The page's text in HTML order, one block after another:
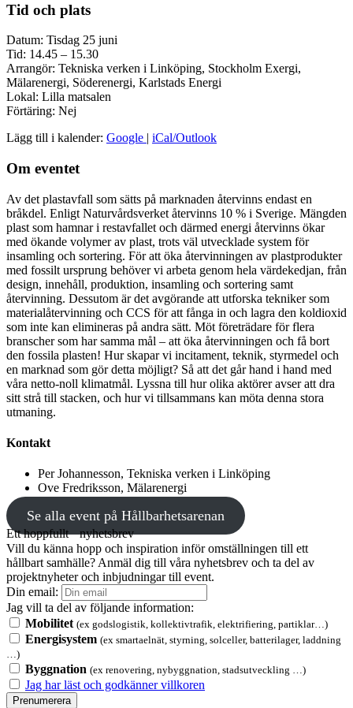
Tid och plats
Datum: Tisdag 25 juni
Tid: 14.45 – 15.30
Arrangör: Tekniska verken i Linköping, Stockholm Exergi,
Mälarenergi, Söderenergi, Karlstads Energi
Lokal: Lilla matsalen
Förtäring: Nej
Lägg till i kalender: Google | iCal/Outlook
Om eventet
Av det plastavfall som sätts på marknaden återvinns endast en
bråkdel. Enligt Naturvårdsverket återvinns 10 % i Sverige. Mängden
plast som hamnar i restavfallet och därmed energi återvinns ökar
med ökande volymer av plast, trots väl utvecklade system för
insamling och sortering. För att öka återvinningen av plastprodukter
med fossilt ursprung behöver vi arbeta genom hela värdekedjan, från
design, innehåll, produktion, insamling och sortering samt
återvinning. Dessutom är det avgörande att utforska tekniker som
materialåtervinning och CCS för att fånga in och lagra den koldioxid
som inte kan elimineras på andra sätt. Möt företrädare för flera
branscher som har samma mål – att öka återvinningen och få bort
den fossila plasten! Hur skapar vi incitament, teknik, styrmedel och
en marknad som gör detta möjligt? Så att det går hand i hand med
våra netto-noll klimatmål. Lyssna till hur olika aktörer avser att dra
sitt strå till stacken, och hur vi tillsammans kan möta denna stora
utmaning.
Kontakt
Per Johannesson, Tekniska verken i Linköping
Ove Fredriksson, Mälarenergi
Se alla event på Hållbarhetsarenan
Ett hoppfullt nyhetsbrev
Vill du känna hopp och inspiration inför omställningen till ett
hållbart samhälle? Anmäl dig till våra nyhetsbrev och ta del av
projektnyheter och inbjudningar till event.
Din email:
Jag vill ta del av följande information:
Mobilitet (ex godslogistik, kollektivtrafik, elektrifiering, partiklar…)
Energisystem (ex smartaelnät, styrning, solceller, batterilager, laddning
…)
Byggnation (ex renovering, nybyggnation, stadsutveckling …)
Jag har läst och godkänner villkoren
Prenumerera